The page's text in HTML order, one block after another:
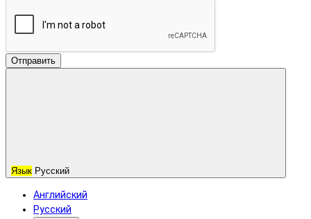
Отправить
Язык Русский
Английский
Русский